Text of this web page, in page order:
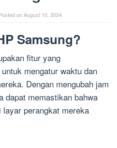
onAugust 10, 2024
Samsung?
fitur yang
mengatur waktu dan
Dengan mengubah jam
dapat memastikan bahwa
perangkat mereka